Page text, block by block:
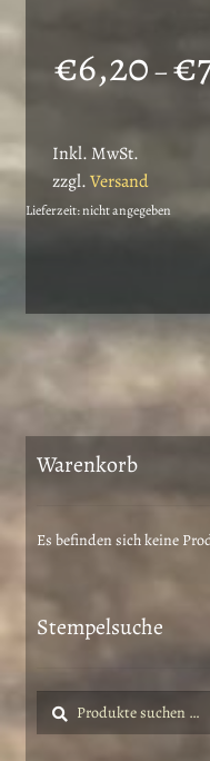
€6,20–€
Inkl. MwSt.
zzgl.Versand
Lieferzeit: nicht angegeben
weist
auf.
Die
Optionen
auf
werden
Warenkorb
Es befinden sich keine
Stempelsuche
Suche
nach:
Suchen